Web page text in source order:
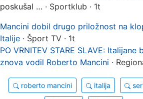
poskušal … · Sportklub · 1t
Mancini dobil drugo priložnost na
Italije · Šport TV · 1t
PO VRNITEV STARE SLAVE: Italijane
znova vodil Roberto Mancini ·
roberto mancini italija